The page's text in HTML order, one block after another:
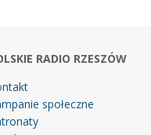
RADIO RZESZÓW
społeczne